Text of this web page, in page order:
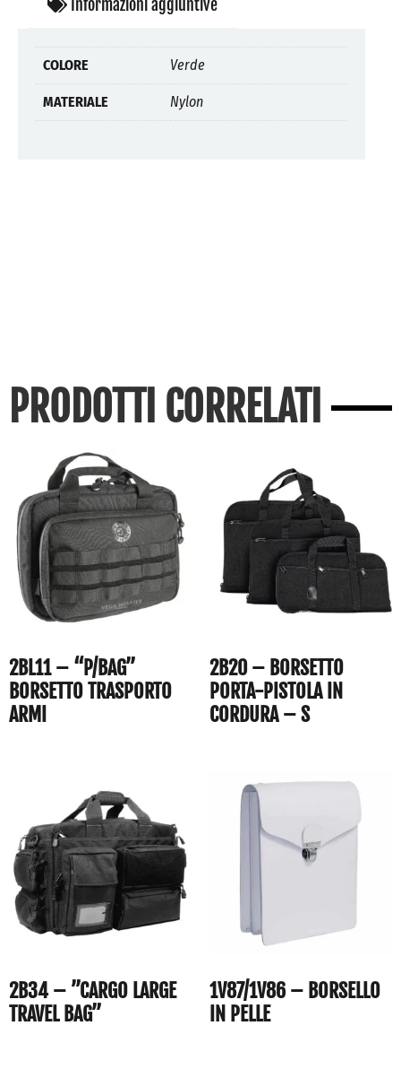
Informazioni aggiuntive
COLORE Verde
MATERIALE Nylon
PRODOTTI CORRELATI
2BL11 – “P/BAG”
BORSETTO TRASPORTO
ARMI
2B20 – BORSETTO
PORTA-PISTOLA IN
CORDURA – S
2B34 – ”CARGO LARGE
TRAVEL BAG”
1V87/1V86 – BORSELLO
IN PELLE